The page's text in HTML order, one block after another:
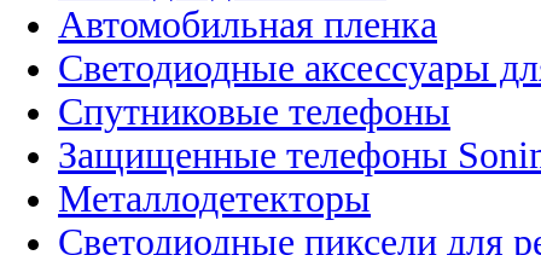
Автомобильная пленка
Светодиодные аксессуары
Спутниковые телефоны
Защищенные телефоны
Металлодетекторы
Светодиодные пиксели для